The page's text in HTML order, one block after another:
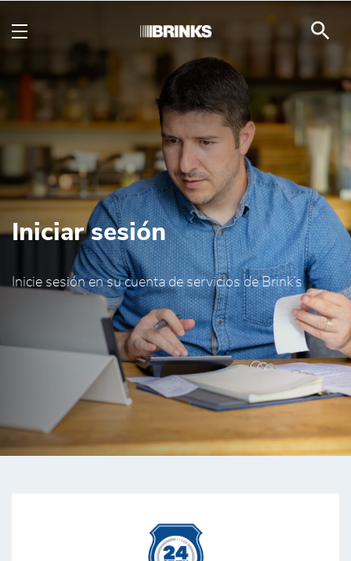
Login - Brink's Bolivia
Iniciar sesión
Inicie sesión en su cuenta de servicios de Brink’s